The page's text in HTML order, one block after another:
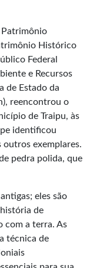
Patrimônio
Histórico
Federal
e Recursos
de Estado da
reencontrou o
de Traipu, às
identificou
exemplares.
pedra polida, que
eles são
de
com a terra. As
técnica de